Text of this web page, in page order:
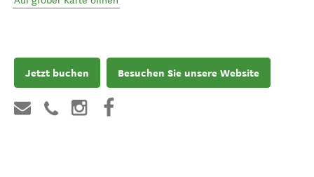
Jetzt buchen Besuchen Sie unsere Website